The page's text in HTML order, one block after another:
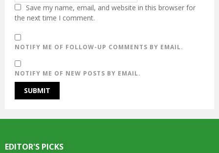
Save my name, email, and website in this browser for
the next time I comment.
NOTIFY ME OF FOLLOW-UP COMMENTS BY EMAIL.
NOTIFY ME OF NEW POSTS BY EMAIL.
EDITOR'S PICKS